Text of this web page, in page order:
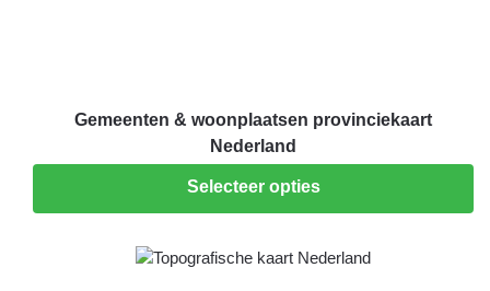
Gemeenten & woonplaatsen provinciekaart
Nederland
Selecteer opties